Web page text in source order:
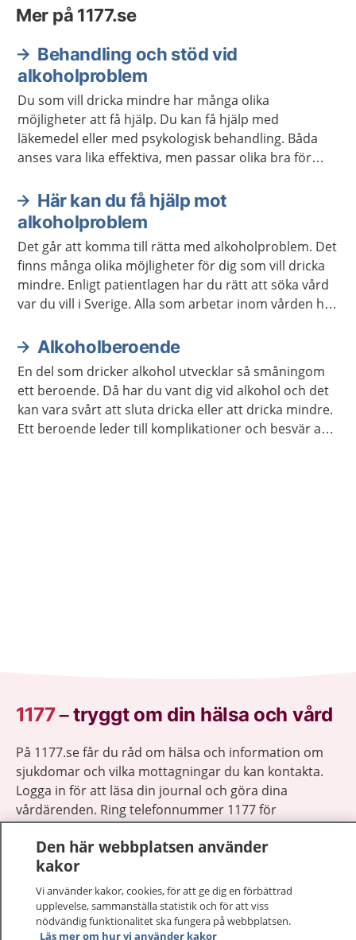
Mer på 1177.se
Behandling och stöd vid
alkoholproblem
Du som vill dricka mindre har många olika
möjligheter att få hjälp. Du kan få hjälp med
läkemedel eller med psykologisk behandling. Båda
anses vara lika effektiva, men passar olika bra för
En del får bra stöd i självhjälpsgrupper.
Här kan du få hjälp mot
alkoholproblem
Det går att komma till rätta med alkoholproblem. Det
finns många olika möjligheter för dig som vill dricka
mindre. Enligt patientlagen har du rätt att söka vård
var du vill i Sverige. Alla som arbetar inom vården har
Alkoholberoende
En del som dricker alkohol utvecklar så småningom
ett beroende. Då har du vant dig vid alkohol och det
kan vara svårt att sluta dricka eller att dricka mindre.
Ett beroende leder till komplikationer och besvär av
1177–tryggt om din hälsa och vård
På 1177.se får du råd om hälsa och information om
sjukdomar och vilka mottagningar du kan kontakta.
Logga in för att läsa din journal och göra dina
vårdärenden. Ring telefonnummer 1177 för
sjukvårdsrådgivning dygnet runt.
1177 ger dig råd när du vill må bättre.
Den här webbplatsen använder
kakor
Vi använder kakor, cookies, för att ge dig en förbättrad
upplevelse, sammanställa statistik och för att viss
nödvändig funktionalitet ska fungera på webbplatsen.
Läs mer om hur vi använder kakor